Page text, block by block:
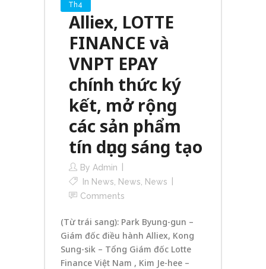
Th4
Alliex, LOTTE
FINANCE và
VNPT EPAY
chính thức ký
kết, mở rộng
các sản phẩm
tín dụng sáng tạo
By Admin
In News News
News
Comments
(Từ trái sang): Park Byung-gun –
Giám đốc điều hành Alliex, Kong
Sung-sik – Tổng Giám đốc Lotte
Finance Việt Nam , Kim Je-hee –